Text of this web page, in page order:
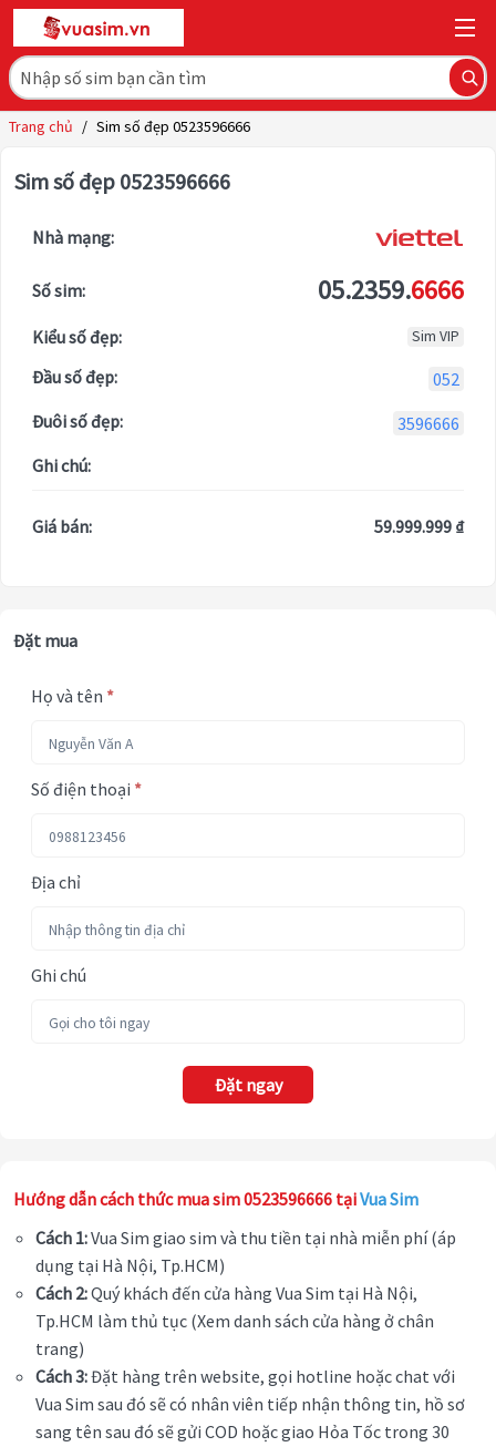
Trang chủ / Sim số đẹp 0523596666
Sim số đẹp 0523596666
Nhà mạng:
Số sim: 05.2359.6666
Kiểu số đẹp: Sim VIP
Đầu số đẹp:
052
Đuôi số đẹp:
3596666
Ghi chú:
Giá bán: 59.999.999 ₫
Đặt mua
Họ và tên *
Số điện thoại *
Địa chỉ
Ghi chú
Đặt ngay
Hướng dẫn cách thức mua sim 0523596666 tạiVua Sim
Cách 1:Vua Sim giao sim và thu tiền tại nhà miễn phí (áp
dụng tại Hà Nội, Tp.HCM)
Cách 2:Quý khách đến cửa hàng Vua Sim tại Hà Nội,
Tp.HCM làm thủ tục (Xem danh sách cửa hàng ở chân
trang)
Cách 3:Đặt hàng trên website, gọi hotline hoặc chat với
Vua Sim sau đó sẽ có nhân viên tiếp nhận thông tin, hồ sơ
sang tên sau đó sẽ gửi COD hoặc giao Hỏa Tốc trong 30